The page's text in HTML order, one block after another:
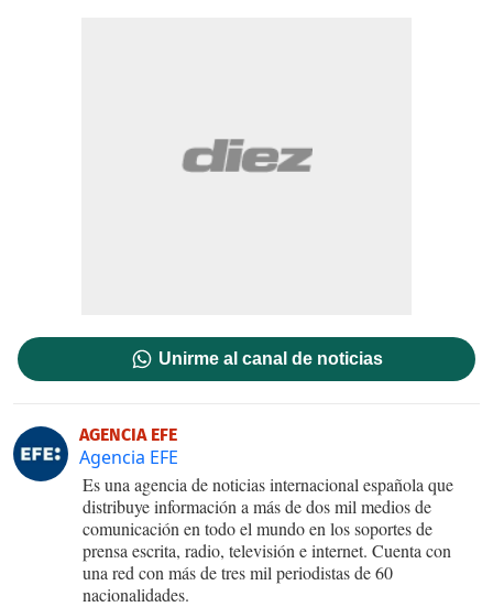
Unirme al canal de noticias
AGENCIA EFE
Agencia EFE
Es una agencia de noticias internacional española que
distribuye información a más de dos mil medios de
comunicación en todo el mundo en los soportes de
prensa escrita, radio, televisión e internet. Cuenta con
una red con más de tres mil periodistas de 60
nacionalidades.